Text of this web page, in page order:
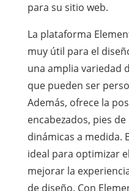
para su sitio web.
La plataforma
muy útil para el
una amplia variedad
que pueden ser
Además, ofrece la
encabezados, pies
dinámicas a medida.
ideal para optimizar
mejorar la
de diseño. Con